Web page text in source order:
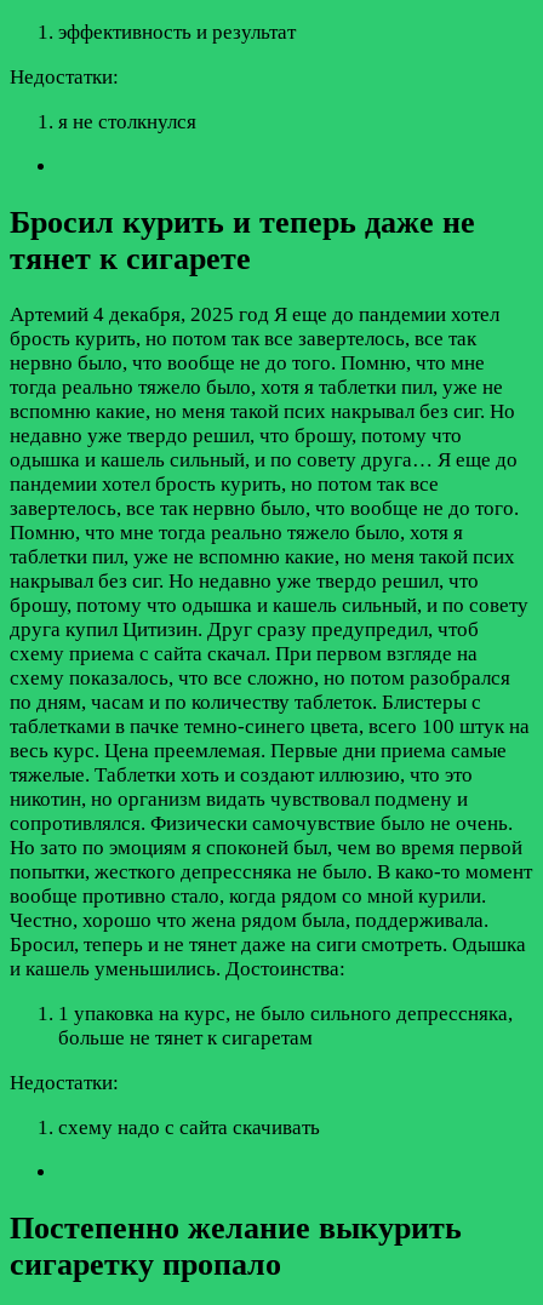
эффективность и результат
Недостатки:
я не столкнулся
Бросил курить и теперь даже не
тянет к сигарете
Артемий 4 декабря, 2025 год Я еще до пандемии хотел
брость курить, но потом так все завертелось, все так
нервно было, что вообще не до того. Помню, что мне
тогда реально тяжело было, хотя я таблетки пил, уже не
вспомню какие, но меня такой псих накрывал без сиг. Но
недавно уже твердо решил, что брошу, потому что
одышка и кашель сильный, и по совету друга… Я еще до
пандемии хотел брость курить, но потом так все
завертелось, все так нервно было, что вообще не до того.
Помню, что мне тогда реально тяжело было, хотя я
таблетки пил, уже не вспомню какие, но меня такой псих
накрывал без сиг. Но недавно уже твердо решил, что
брошу, потому что одышка и кашель сильный, и по совету
друга купил Цитизин. Друг сразу предупредил, чтоб
схему приема с сайта скачал. При первом взгляде на
схему показалось, что все сложно, но потом разобрался
по дням, часам и по количеству таблеток. Блистеры с
таблетками в пачке темно-синего цвета, всего 100 штук на
весь курс. Цена преемлемая. Первые дни приема самые
тяжелые. Таблетки хоть и создают иллюзию, что это
никотин, но организм видать чувствовал подмену и
сопротивлялся. Физически самочувствие было не очень.
Но зато по эмоциям я споконей был, чем во время первой
попытки, жесткого депрессняка не было. В како-то момент
вообще противно стало, когда рядом со мной курили.
Честно, хорошо что жена рядом была, поддерживала.
Бросил, теперь и не тянет даже на сиги смотреть. Одышка
и кашель уменьшились. Достоинства:
1 упаковка на курс, не было сильного депрессняка,
больше не тянет к сигаретам
Недостатки:
схему надо с сайта скачивать
Постепенно желание выкурить
сигаретку пропало